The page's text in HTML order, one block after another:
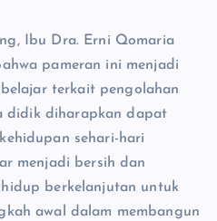
Ibu Dra. Erni Qomaria
pameran ini menjadi
terkait pengolahan
didik diharapkan dapat
sehari-hari
menjadi bersih dan
berkelanjutan untuk
awal dalam membangun